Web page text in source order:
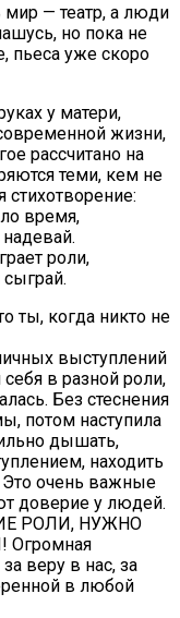
мир — театр, а люди
но пока не
пьеса уже скоро
у матери,
жизни,
рассчитано на
теми, кем не
стихотворение:
время,
роли,
ты, когда никто не
выступлений
в разной роли,
Без стеснения
потом наступила
дышать,
находить
Это очень важные
доверие у людей.
РОЛИ, НУЖНО
веру в нас, за
в любой